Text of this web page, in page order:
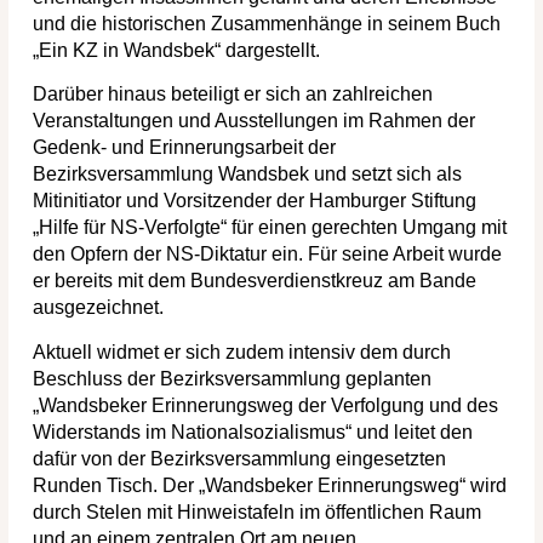
und die historischen Zusammenhänge in seinem Buch
„Ein KZ in Wandsbek“ dargestellt.
Darüber hinaus beteiligt er sich an zahlreichen
Veranstaltungen und Ausstellungen im Rahmen der
Gedenk- und Erinnerungsarbeit der
Bezirksversammlung Wandsbek und setzt sich als
Mitinitiator und Vorsitzender der Hamburger Stiftung
„Hilfe für NS-Verfolgte“ für einen gerechten Umgang mit
den Opfern der NS-Diktatur ein. Für seine Arbeit wurde
er bereits mit dem Bundesverdienstkreuz am Bande
ausgezeichnet.
Aktuell widmet er sich zudem intensiv dem durch
Beschluss der Bezirksversammlung geplanten
„Wandsbeker Erinnerungsweg der Verfolgung und des
Widerstands im Nationalsozialismus“ und leitet den
dafür von der Bezirksversammlung eingesetzten
Runden Tisch. Der „Wandsbeker Erinnerungsweg“ wird
durch Stelen mit Hinweistafeln im öffentlichen Raum
und an einem zentralen Ort am neuen